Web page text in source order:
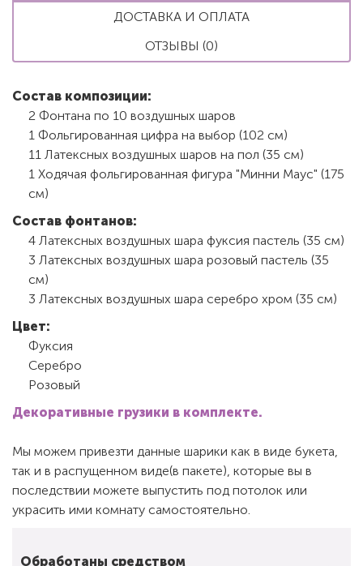
ДОСТАВКА И ОПЛАТА
ОТЗЫВЫ (0)
Состав композиции:
2 Фонтана по 10 воздушных шаров
1 Фольгированная цифра на выбор (102 см)
11 Латексных воздушных шаров на пол (35 см)
1 Ходячая фольгированная фигура "Минни Маус" (175
см)
Состав фонтанов:
4 Латексных воздушных шара фуксия пастель (35 см)
3 Латексных воздушных шара розовый пастель (35
см)
3 Латексных воздушных шара серебро хром (35 см)
Цвет:
Фуксия
Серебро
Розовый
Декоративные грузики в комплекте.
Мы можем привезти данные шарики как в виде букета,
так и в распущенном виде(в пакете), которые вы в
последствии можете выпустить под потолок или
украсить ими комнату самостоятельно.
Обработаны средством